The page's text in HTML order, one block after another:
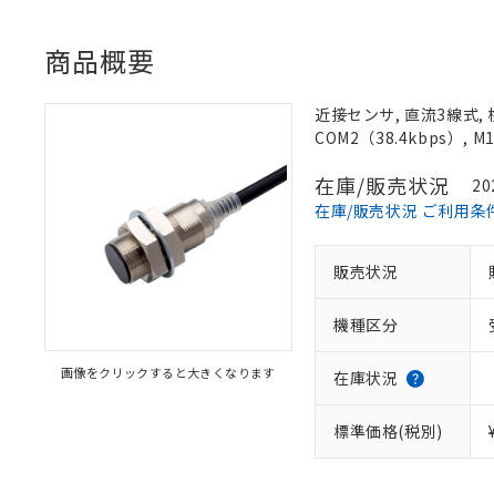
商品概要
画像をクリックすると大きくなります
近接センサ, 直流3線式,
COM2（38.4kbps）,
在庫/販売状況
在庫/販売状況 ご利用条
販売状況
機種区分
在庫状況
標準価格(税別)